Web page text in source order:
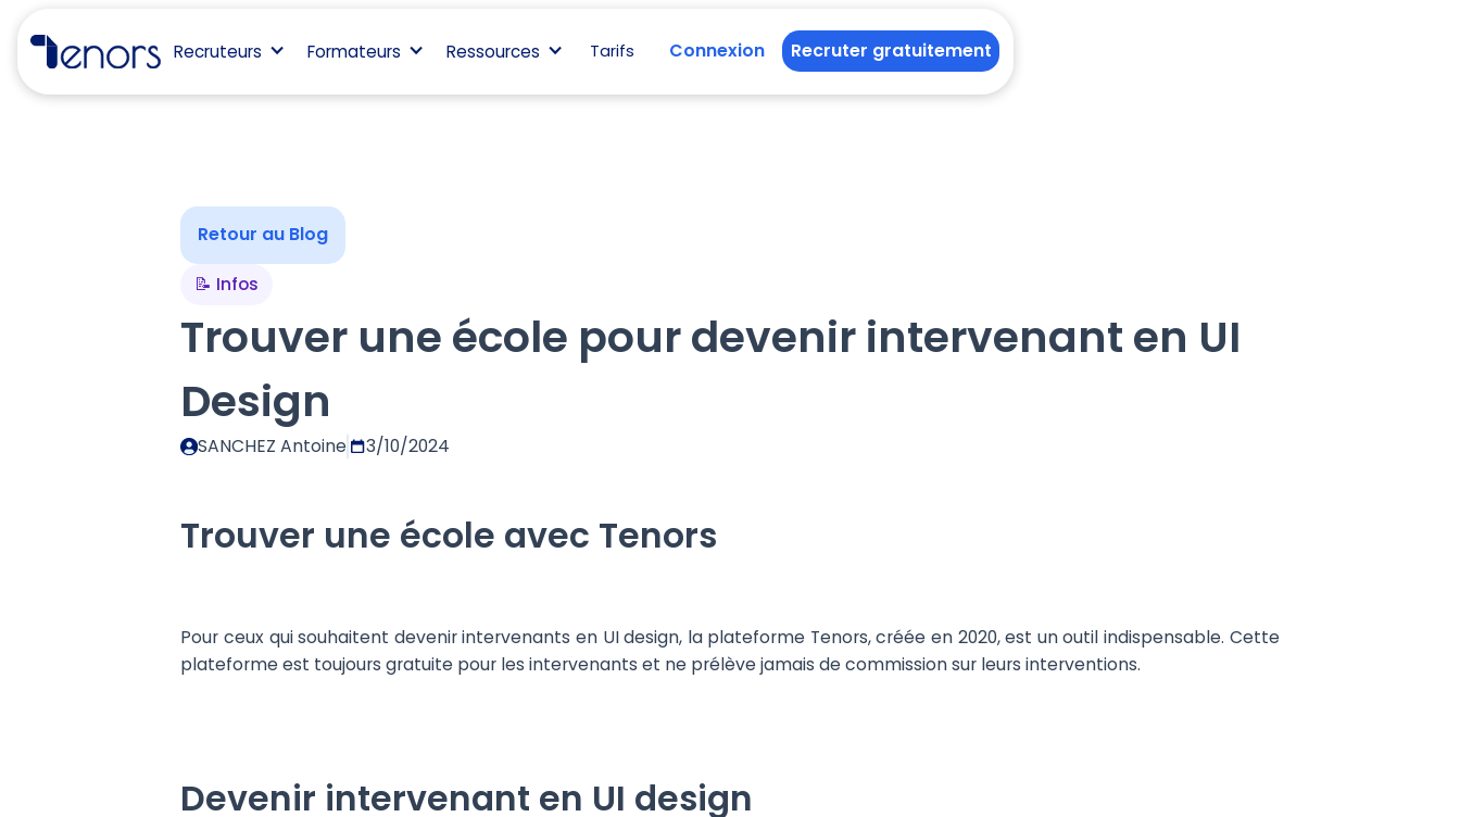
Recruteurs Formateurs Ressources Tarifs Connexion Recruter gratuitement
Retour au Blog
📝 Infos
Trouver une école pour devenir intervenant en UI
Design
SANCHEZ Antoine 3/10/2024
Trouver une école avec Tenors
Pour ceux qui souhaitent devenir intervenants en UI design, la plateforme Tenors, créée en 2020, est un outil indispensable. Cette
plateforme est toujours gratuite pour les intervenants et ne prélève jamais de commission sur leurs interventions.
Devenir intervenant en UI design